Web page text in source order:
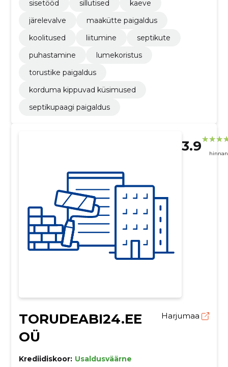
sisetööd
sillutised
kaeve
järelevalve
maakütte paigaldus
koolitused
liitumine
septikute
puhastamine
lumekoristus
torustike paigaldus
korduma kippuvad küsimused
septikupaagi paigaldus
3.9
TORUDEABI24.EE
OÜ
Harjumaa
Krediidiskoor: Usaldusväärne